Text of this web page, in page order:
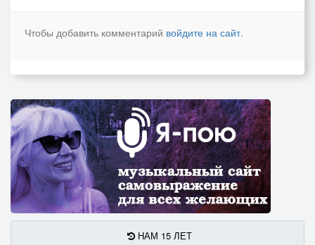
Чтобы добавить комментарий войдите на сайт.
НАМ 15 ЛЕТ